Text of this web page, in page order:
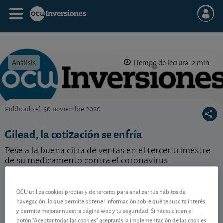
Análisis Tiempo de lectura: 2 min.
Publicado el 30 noviembre 2020
Gilead, la cotización se enfría
Pese a la buena cifra de ventas en el tercer trimestre
de su medicamento contra el coronavirus.
US3755581036
07/08/2026 Nasdaq
2,35 USD (1,80 %)
OCU utiliza cookies propias y de terceros para analizar tus hábitos de
navegación, lo que permite obtener información sobre qué te suscita interés
y permite mejorar nuestra página web y tu seguridad. Si haces clic en el
botón "Aceptar todas las cookies" aceptarás la implementación de las cookies